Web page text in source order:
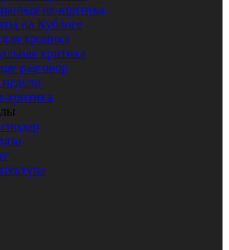
не-критика
на Кублоге
хроника
критика
разговор